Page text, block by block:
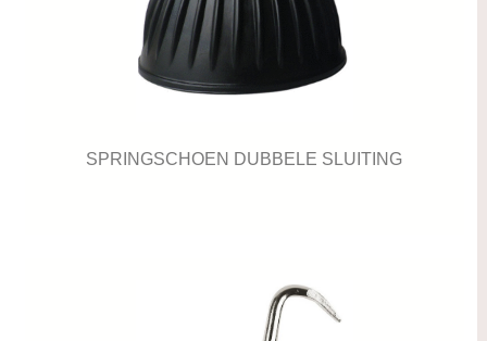
SPRINGSCHOEN DUBBELE SLUITING